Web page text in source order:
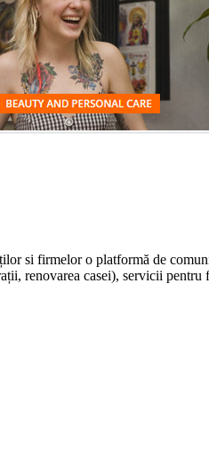
si firmelor o platformă de
renovarea casei), servicii